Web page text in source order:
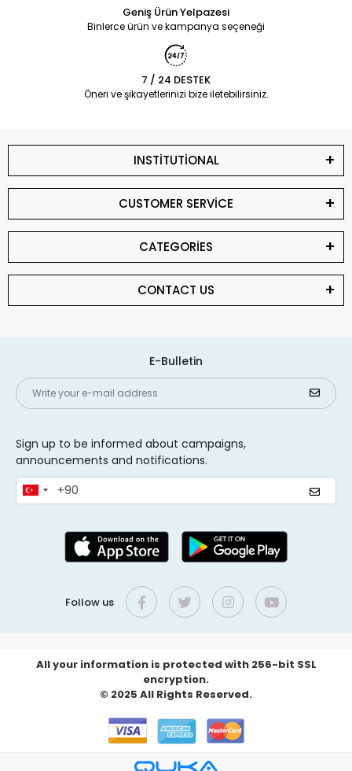
Geniş Ürün Yelpazesi
Binlerce ürün ve kampanya seçeneği
7 / 24 DESTEK
Öneri ve şikayetlerinizi bize iletebilirsiniz.
INSTİTUTİONAL
CUSTOMER SERVİCE
CATEGORİES
CONTACT US
E-Bulletin
Sign up to be informed about campaigns,
announcements and notifications.
Follow us
All your information is protected with 256-bit SSL
encryption.
© 2025 All Rights Reserved.